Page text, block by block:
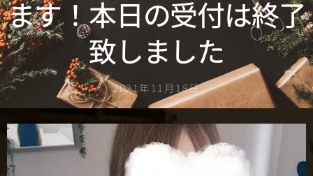
ます！本日の受付は終了
致しました
2021年11月18日